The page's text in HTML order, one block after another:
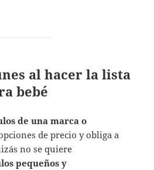
al hacer la lista
bebé
de una marca o
de precio y obliga a
no se quiere
pequeños y